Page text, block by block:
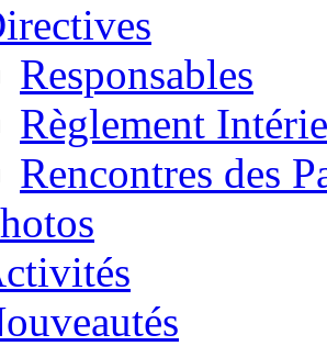
Responsables
Règlement
Rencontres des